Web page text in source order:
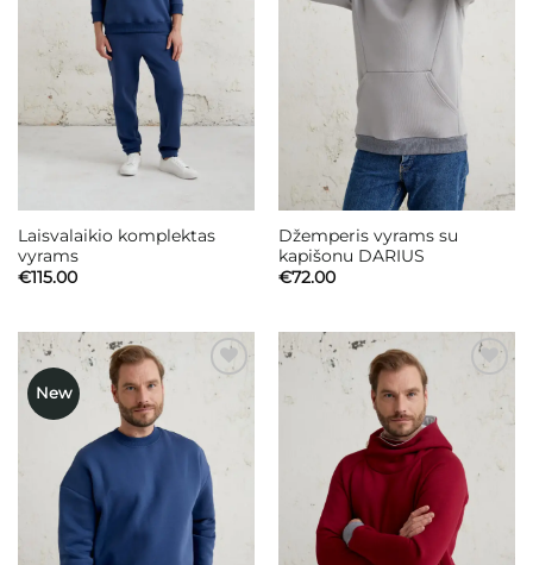
Laisvalaikio komplektas
vyrams
€115.00
Džemperis vyrams su
kapišonu DARIUS
€72.00
New
Mėgstamiausias Mėgstamiausias